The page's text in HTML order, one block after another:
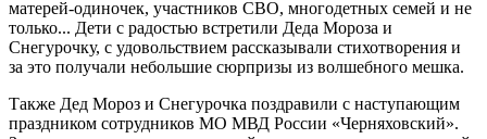
матерей-одиночек, участников СВО, многодетных семей и не
только... Дети с радостью встретили Деда Мороза и
Снегурочку, с удовольствием рассказывали стихотворения и
за это получали небольшие сюрпризы из волшебного мешка.
Также Дед Мороз и Снегурочка поздравили с наступающим
праздником сотрудников МО МВД России «Черняховский».